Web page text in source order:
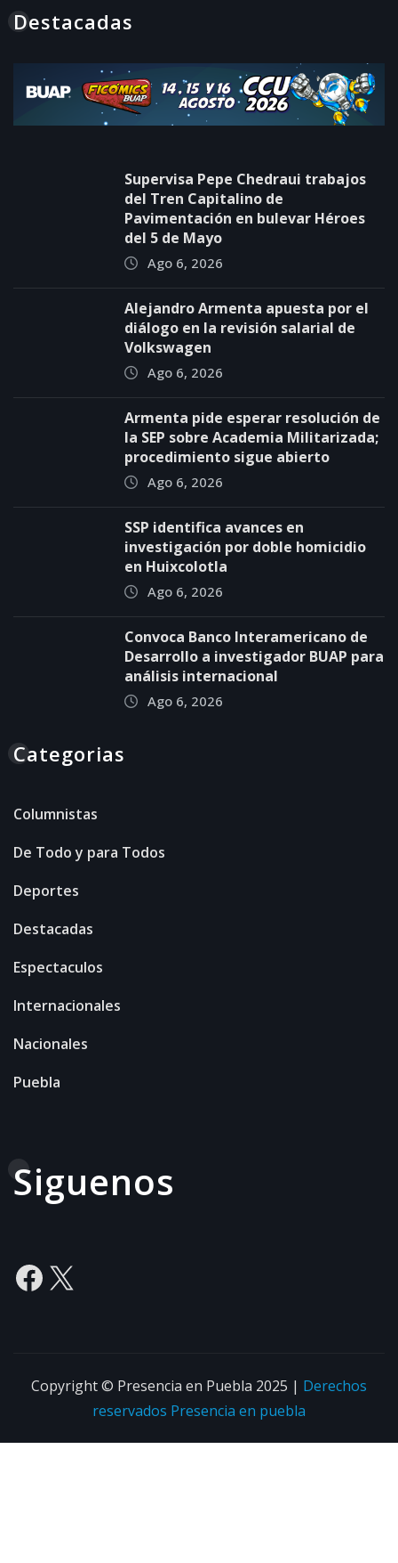
Destacadas
Supervisa Pepe Chedraui trabajos
del Tren Capitalino de
Pavimentación en bulevar Héroes
del 5 de Mayo
Ago 6, 2026
Alejandro Armenta apuesta por el
diálogo en la revisión salarial de
Volkswagen
Ago 6, 2026
Armenta pide esperar resolución de
la SEP sobre Academia Militarizada;
procedimiento sigue abierto
Ago 6, 2026
SSP identifica avances en
investigación por doble homicidio
en Huixcolotla
Ago 6, 2026
Convoca Banco Interamericano de
Desarrollo a investigador BUAP para
análisis internacional
Ago 6, 2026
Categorias
Columnistas
De Todo y para Todos
Deportes
Destacadas
Espectaculos
Internacionales
Nacionales
Puebla
Siguenos
Facebook
X
Copyright © Presencia en Puebla 2025 | Derechos
reservados Presencia en puebla